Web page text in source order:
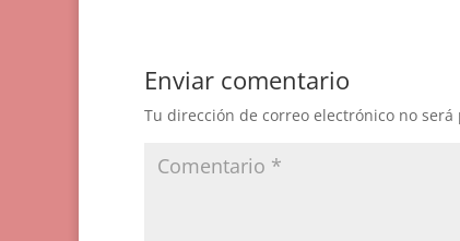
Enviar comentario
Tu dirección de correo electrónico no será